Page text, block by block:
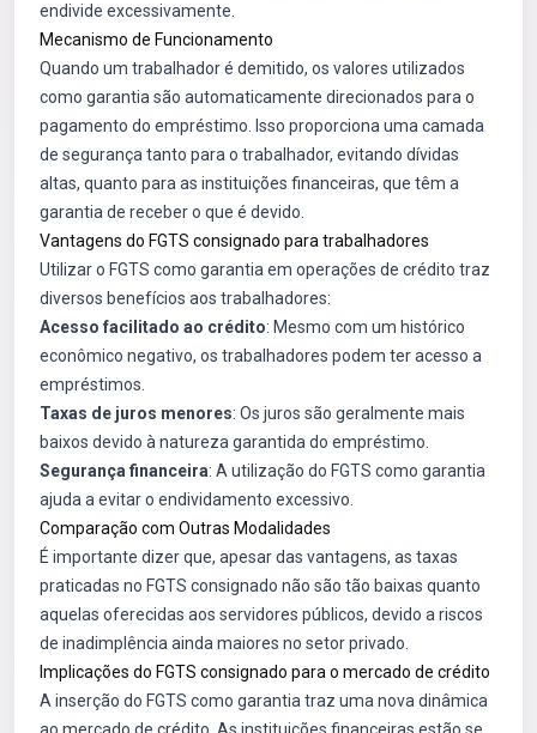
endivide excessivamente.
Mecanismo de Funcionamento
Quando um trabalhador é demitido, os valores utilizados
como garantia são automaticamente direcionados para o
pagamento do empréstimo. Isso proporciona uma camada
de segurança tanto para o trabalhador, evitando dívidas
altas, quanto para as instituições financeiras, que têm a
garantia de receber o que é devido.
Vantagens do FGTS consignado para trabalhadores
Utilizar o FGTS como garantia em operações de crédito traz
diversos benefícios aos trabalhadores:
Acesso facilitado ao crédito: Mesmo com um histórico
econômico negativo, os trabalhadores podem ter acesso a
empréstimos.
Taxas de juros menores: Os juros são geralmente mais
baixos devido à natureza garantida do empréstimo.
Segurança financeira: A utilização do FGTS como garantia
ajuda a evitar o endividamento excessivo.
Comparação com Outras Modalidades
É importante dizer que, apesar das vantagens, as taxas
praticadas no FGTS consignado não são tão baixas quanto
aquelas oferecidas aos servidores públicos, devido a riscos
de inadimplência ainda maiores no setor privado.
Implicações do FGTS consignado para o mercado de crédito
A inserção do FGTS como garantia traz uma nova dinâmica